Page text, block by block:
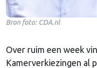
Bron foto: CDA.nl
Over ruim een week
Kamerverkiezingen al